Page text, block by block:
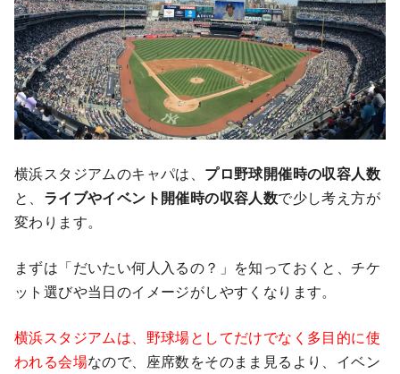
横浜スタジアムのキャパは、 プロ野球開催時の収容人数
と、 ライブやイベント開催時の収容人数で少し考え方が
変わります。
まずは「だいたい何人入るの？」を知っておくと、チケ
ット選びや当日のイメージがしやすくなります。
横浜スタジアムは、野球場としてだけでなく多目的に使
われる会場なので、座席数をそのまま見るより、イベン